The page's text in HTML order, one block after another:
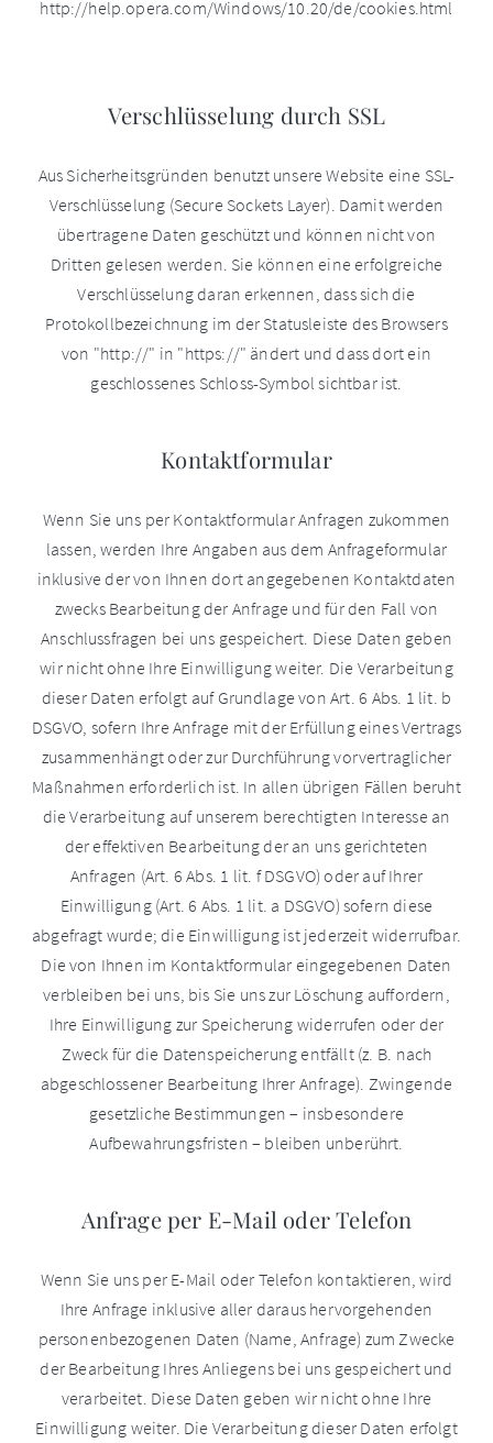
http://help.opera.com/Windows/10.20/de/cookies.html
Verschlüsselung durch SSL
Aus Sicherheitsgründen benutzt unsere Website eine SSL-
Verschlüsselung (Secure Sockets Layer). Damit werden
übertragene Daten geschützt und können nicht von
Dritten gelesen werden. Sie können eine erfolgreiche
Verschlüsselung daran erkennen, dass sich die
Protokollbezeichnung im der Statusleiste des Browsers
von "http://" in "https://" ändert und dass dort ein
geschlossenes Schloss-Symbol sichtbar ist.
Kontaktformular
Wenn Sie uns per Kontaktformular Anfragen zukommen
lassen, werden Ihre Angaben aus dem Anfrageformular
inklusive der von Ihnen dort angegebenen Kontaktdaten
zwecks Bearbeitung der Anfrage und für den Fall von
Anschlussfragen bei uns gespeichert. Diese Daten geben
wir nicht ohne Ihre Einwilligung weiter. Die Verarbeitung
dieser Daten erfolgt auf Grundlage von Art. 6 Abs. 1 lit. b
DSGVO, sofern Ihre Anfrage mit der Erfüllung eines Vertrags
zusammenhängt oder zur Durchführung vorvertraglicher
Maßnahmen erforderlich ist. In allen übrigen Fällen beruht
die Verarbeitung auf unserem berechtigten Interesse an
der effektiven Bearbeitung der an uns gerichteten
Anfragen (Art. 6 Abs. 1 lit. f DSGVO) oder auf Ihrer
Einwilligung (Art. 6 Abs. 1 lit. a DSGVO) sofern diese
abgefragt wurde; die Einwilligung ist jederzeit widerrufbar.
Die von Ihnen im Kontaktformular eingegebenen Daten
verbleiben bei uns, bis Sie uns zur Löschung auffordern,
Ihre Einwilligung zur Speicherung widerrufen oder der
Zweck für die Datenspeicherung entfällt (z. B. nach
abgeschlossener Bearbeitung Ihrer Anfrage). Zwingende
gesetzliche Bestimmungen – insbesondere
Aufbewahrungsfristen – bleiben unberührt.
Anfrage per E-Mail oder Telefon
Wenn Sie uns per E-Mail oder Telefon kontaktieren, wird
Ihre Anfrage inklusive aller daraus hervorgehenden
personenbezogenen Daten (Name, Anfrage) zum Zwecke
der Bearbeitung Ihres Anliegens bei uns gespeichert und
verarbeitet. Diese Daten geben wir nicht ohne Ihre
Einwilligung weiter. Die Verarbeitung dieser Daten erfolgt